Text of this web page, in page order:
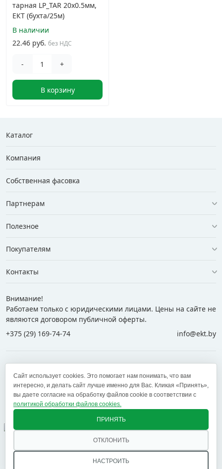
тарная LP_TAR 20x0.5мм,
ЕКТ (бухта/25м)
В наличии
22.46 руб. без НДС
- +
В корзину
Каталог
Компания
Собственная фасовка
Партнерам
Полезное
Покупателям
Контакты
Внимание!
Работаем только с юридическими лицами. Цены на сайте не
являются договором публичной оферты.
+375 (29) 169-74-74
info@ekt.by
+375 (17) 269-74-74
zakaz@ekt.by
Оставить отзыв
Брест, Витебск, Гомель, Гродно, Могилев и другие
Сайт использует cookies. Это помогает нам понимать, что вам
интересно, и делать сайт лучше именно для Вас. Кликая «Принять»,
вы даете согласие на обработку файлов cookie в соответствии с
политикой обработки файлов cookies.
НАСТРОИТЬ
ОТКЛОНИТЬ
ПРИНЯТЬ